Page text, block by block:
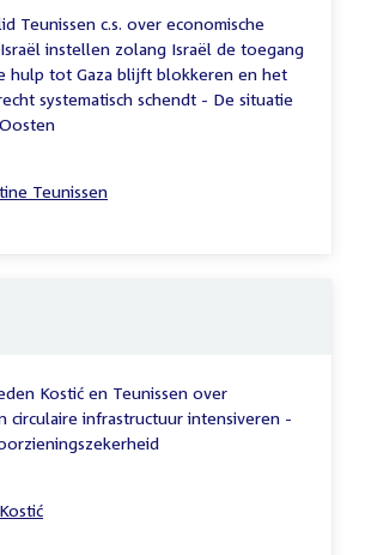
Teunissen c.s. over economische
instellen zolang Israël de toegang
hulp tot Gaza blijft blokkeren en het
systematisch schendt - De situatie
Teunissen
Kostić en Teunissen over
circulaire infrastructuur intensiveren -